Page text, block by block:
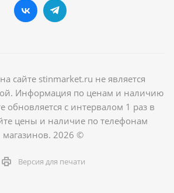
сайте stinmarket.ru не является
Информация по ценам и наличию
обновляется с интервалом 1 раз в
цены и наличие по телефонам
магазинов. 2026 ©
Версия для печати